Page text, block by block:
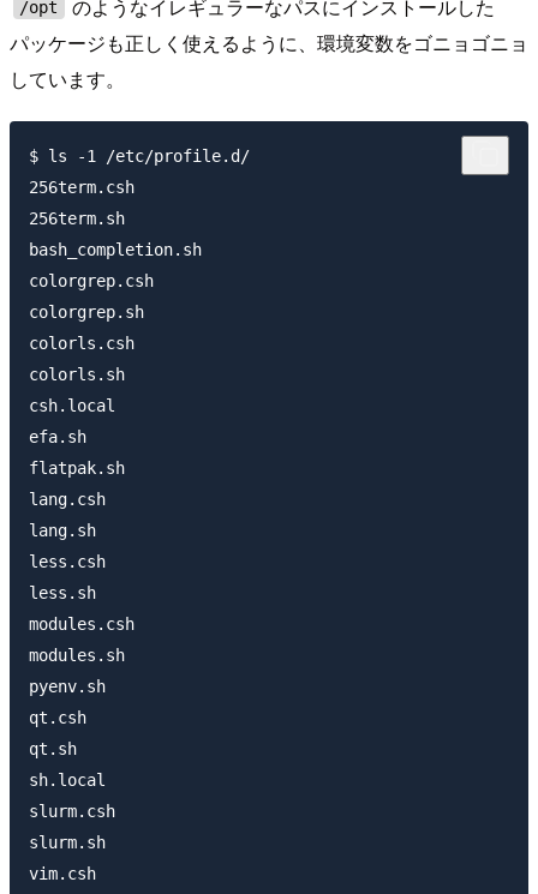
/opt
のようなイレギュラーなパスにインストールした
パッケージも正しく使えるように、環境変数をゴニョゴニョ
しています。
$ ls -1 /etc/profile.d/
256term.csh
256term.sh
bash_completion.sh
colorgrep.csh
colorgrep.sh
colorls.csh
colorls.sh
csh.local
efa.sh
flatpak.sh
lang.csh
lang.sh
less.csh
less.sh
modules.csh
modules.sh
pyenv.sh
qt.csh
qt.sh
sh.local
slurm.csh
slurm.sh
vim.csh